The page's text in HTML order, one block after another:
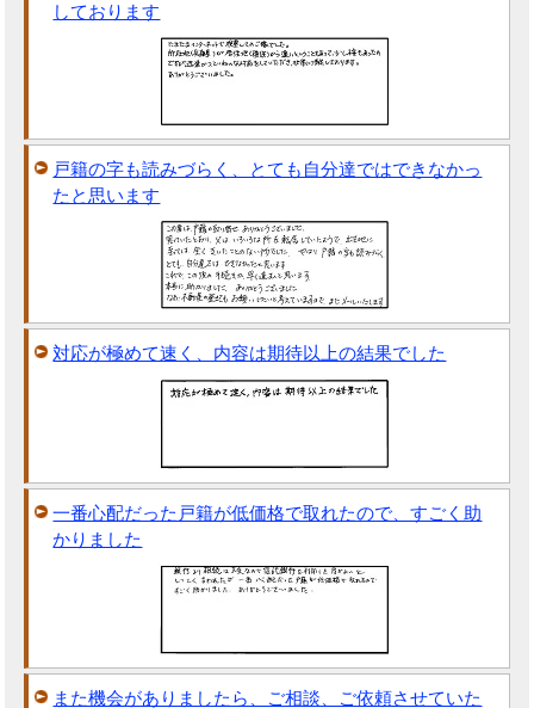
しております
戸籍の字も読みづらく、とても自分達ではできなかっ
たと思います
対応が極めて速く、内容は期待以上の結果でした
一番心配だった戸籍が低価格で取れたので、すごく助
かりました
また機会がありましたら、ご相談、ご依頼させていた